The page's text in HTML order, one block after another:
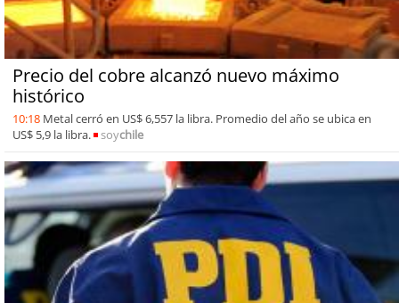
Precio del cobre alcanzó nuevo máximo
histórico
10:18 Metal cerró en US$ 6,557 la libra. Promedio del año se ubica en
US$ 5,9 la libra.
soychile